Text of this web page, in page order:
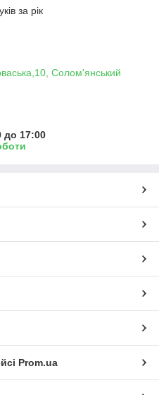
за рік
Солом'янський
до 17:00
Prom.ua